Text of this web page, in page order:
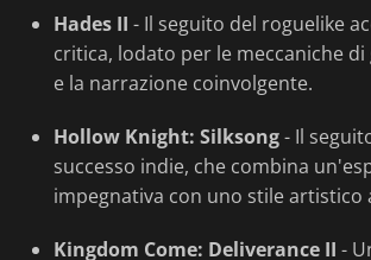
Hades II - Il seguito del roguelike
critica, lodato per le meccaniche
e la narrazione coinvolgente.
Hollow Knight: Silksong- Il
successo indie, che combina
impegnativa con uno stile artistico
Kingdom Come: Deliverance II -